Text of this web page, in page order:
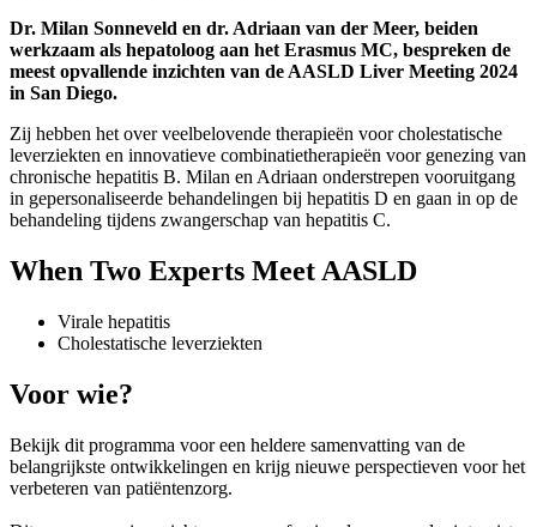
Dr. Milan Sonneveld en dr. Adriaan van der Meer, beiden
werkzaam als hepatoloog aan het Erasmus MC, bespreken de
meest opvallende inzichten van de AASLD Liver Meeting 2024
in San Diego.
Zij hebben het over veelbelovende therapieën voor cholestatische
leverziekten en innovatieve combinatietherapieën voor genezing van
chronische hepatitis B. Milan en Adriaan onderstrepen vooruitgang
in gepersonaliseerde behandelingen bij hepatitis D en gaan in op de
behandeling tijdens zwangerschap van hepatitis C.
When Two Experts Meet AASLD
Virale hepatitis
Cholestatische leverziekten
Voor wie?
Bekijk dit programma voor een heldere samenvatting van de
belangrijkste ontwikkelingen en krijg nieuwe perspectieven voor het
verbeteren van patiëntenzorg.